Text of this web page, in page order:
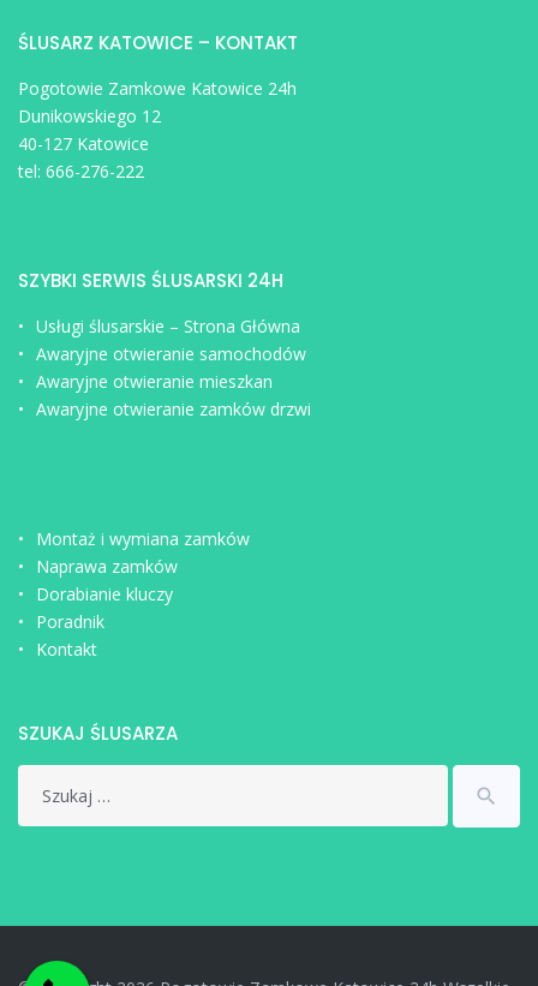
ŚLUSARZ KATOWICE – KONTAKT
Pogotowie Zamkowe Katowice 24h
Dunikowskiego 12
40-127 Katowice
tel: 666-276-222
SZYBKI SERWIS ŚLUSARSKI 24H
Usługi ślusarskie – Strona Główna
Awaryjne otwieranie samochodów
Awaryjne otwieranie mieszkan
Awaryjne otwieranie zamków drzwi
Montaż i wymiana zamków
Naprawa zamków
Dorabianie kluczy
Poradnik
Kontakt
SZUKAJ ŚLUSARZA
search